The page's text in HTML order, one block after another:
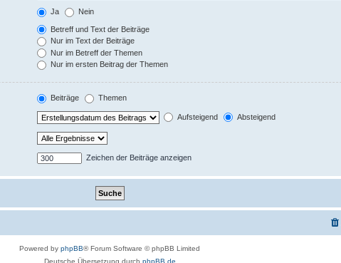
Ja Nein
Betreff und Text der Beiträge
Nur im Text der Beiträge
Nur im Betreff der Themen
Nur im ersten Beitrag der Themen
Beiträge Themen
Aufsteigend Absteigend
Zeichen der Beiträge anzeigen
Powered by phpBB® Forum Software © phpBB Limited
Deutsche Übersetzung durch phpBB.de